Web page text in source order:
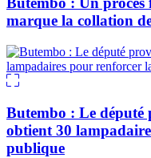
marque la collation
Butembo : Le
obtient 30
publique